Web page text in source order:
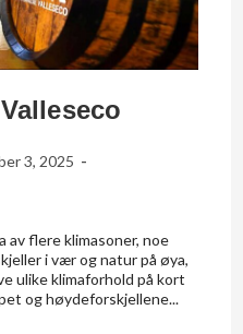
3, 2025
av flere klimasoner, noe
i vær og natur på øya,
ulike klimaforhold på kort
og høydeforskjellene...